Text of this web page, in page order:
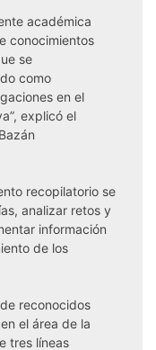
académica
conocimientos
se
como
en el
explicó el
recopilatorio se
analizar retos y
información
de los
reconocidos
el área de la
tres líneas